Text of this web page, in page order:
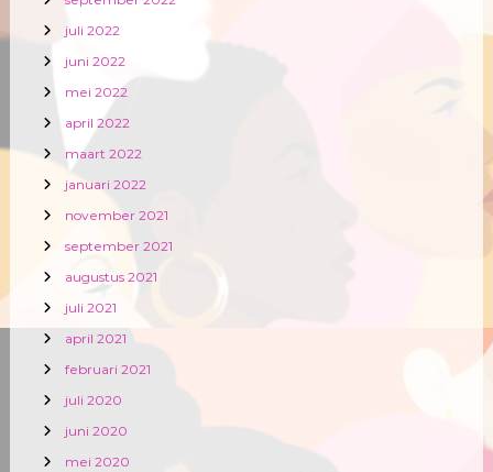
juli 2022
juni 2022
mei 2022
april 2022
maart 2022
januari 2022
november 2021
september 2021
augustus 2021
juli 2021
april 2021
februari 2021
juli 2020
juni 2020
mei 2020